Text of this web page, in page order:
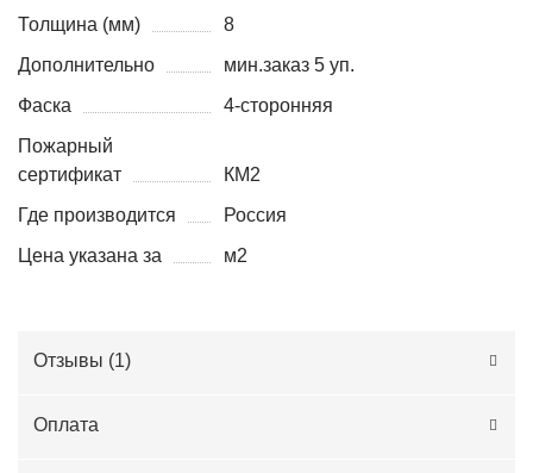
Толщина (мм)
8
Дополнительно
мин.заказ 5 уп.
Фаска
4-сторонняя
Пожарный
сертификат
КМ2
Где производится
Россия
Цена указана за
м2
Отзывы (1)
Оплата